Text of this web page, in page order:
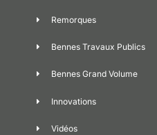
Remorques
Bennes Travaux Publics
Bennes Grand Volume
Innovations
Vidéos